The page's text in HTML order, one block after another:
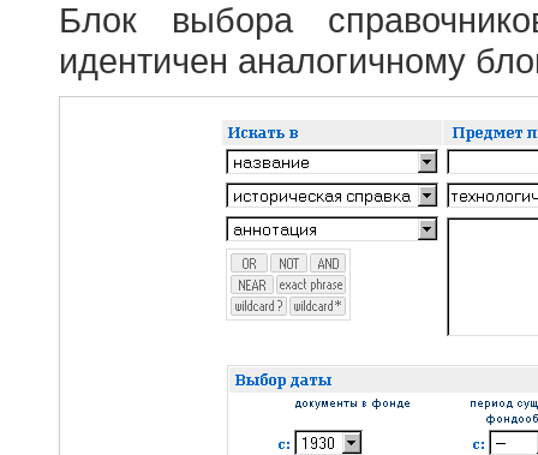
Блок выбора
идентичен аналогичному